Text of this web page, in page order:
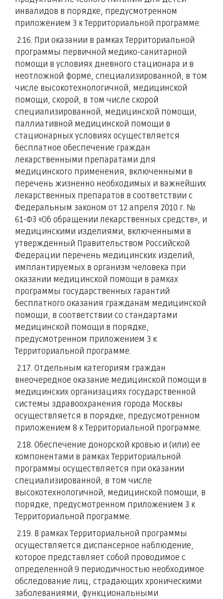
инвалидов в порядке, предусмотренном
приложением 3 к Территориальной программе.
2.16. При оказании в рамках Территориальной
программы первичной медико-санитарной
помощи в условиях дневного стационара и в
неотложной форме, специализированной, в том
числе высокотехнологичной, медицинской
помощи, скорой, в том числе скорой
специализированной, медицинской помощи,
паллиативной медицинской помощи в
стационарных условиях осуществляется
бесплатное обеспечение граждан
лекарственными препаратами для
медицинского применения, включенными в
перечень жизненно необходимых и важнейших
лекарственных препаратов в соответствии с
Федеральным законом от 12 апреля 2010 г. №
61-ФЗ «Об обращении лекарственных средств», и
медицинскими изделиями, включенными в
утвержденный Правительством Российской
Федерации перечень медицинских изделий,
имплантируемых в организм человека при
оказании медицинской помощи в рамках
программы государственных гарантий
бесплатного оказания гражданам медицинской
помощи, в соответствии со стандартами
медицинской помощи в порядке,
предусмотренном приложением 3 к
Территориальной программе.
2.17. Отдельным категориям граждан
внеочередное оказание медицинской помощи в
медицинских организациях государственной
системы здравоохранения города Москвы
осуществляется в порядке, предусмотренном
приложением 8 к Территориальной программе.
2.18. Обеспечение донорской кровью и (или) ее
компонентами в рамках Территориальной
программы осуществляется при оказании
специализированной, в том числе
высокотехнологичной, медицинской помощи, в
порядке, предусмотренном приложением 3 к
Территориальной программе.
2.19. В рамках Территориальной программы
осуществляется диспансерное наблюдение,
которое представляет собой проводимое с
определенной 9 периодичностью необходимое
обследование лиц, страдающих хроническими
заболеваниями, функциональными